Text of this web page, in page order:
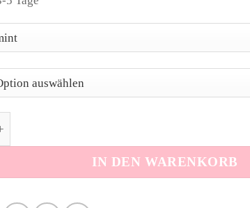
IN DEN WARENKORB